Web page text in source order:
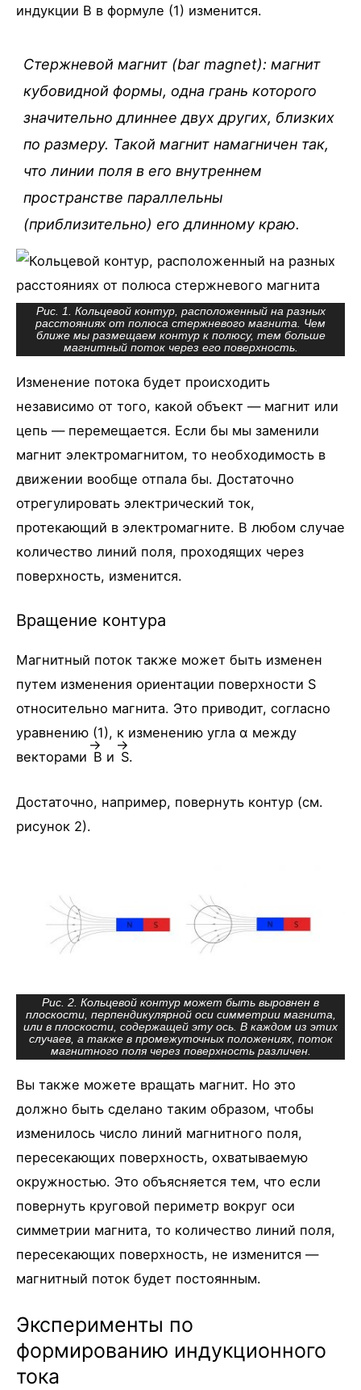
индукции B в формуле (1) изменится.
Стержневой магнит (bar magnet): магнит
кубовидной формы, одна грань которого
значительно длиннее двух других, близких
по размеру. Такой магнит намагничен так,
что линии поля в его внутреннем
пространстве параллельны
(приблизительно) его длинному краю.
Рис. 1. Кольцевой контур, расположенный на разных
расстояниях от полюса стержневого магнита. Чем
ближе мы размещаем контур к полюсу, тем больше
магнитный поток через его поверхность.
Изменение потока будет происходить
независимо от того, какой объект — магнит или
цепь — перемещается. Если бы мы заменили
магнит электромагнитом, то необходимость в
движении вообще отпала бы. Достаточно
отрегулировать электрический ток,
протекающий в электромагните. В любом случае
количество линий поля, проходящих через
поверхность, изменится.
Вращение контура
Магнитный поток также может быть изменен
путем изменения ориентации поверхности S
относительно магнита. Это приводит, согласно
уравнению (1), к изменению угла α между
векторами B и S.
Достаточно, например, повернуть контур (см.
рисунок 2).
Рис. 2. Кольцевой контур может быть выровнен в
плоскости, перпендикулярной оси симметрии магнита,
или в плоскости, содержащей эту ось. В каждом из этих
случаев, а также в промежуточных положениях, поток
магнитного поля через поверхность различен.
Вы также можете вращать магнит. Но это
должно быть сделано таким образом, чтобы
изменилось число линий магнитного поля,
пересекающих поверхность, охватываемую
окружностью. Это объясняется тем, что если
повернуть круговой периметр вокруг оси
симметрии магнита, то количество линий поля,
пересекающих поверхность, не изменится —
магнитный поток будет постоянным.
Эксперименты по
формированию индукционного
тока